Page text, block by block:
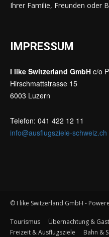
Ihrer Familie, Freunden oder
IMPRESSUM
I like Switzerland GmbH c/o
Hirschmattstrasse 15
6003 Luzern
Telefon: 041 422 12 11
info@ausflugsziele-schweiz.ch
© I like Switzerland GmbH -
Tourismus
Übernachtung &
Freizeit & Ausflugsziele
Bahn &